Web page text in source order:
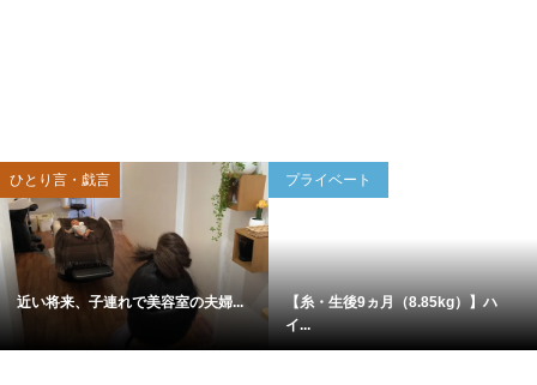
ひとり言・戯言
近い将来、子連れで美容室の夫婦...
プライベート
【糸・生後9ヵ月（8.85kg）】ハ
イ...